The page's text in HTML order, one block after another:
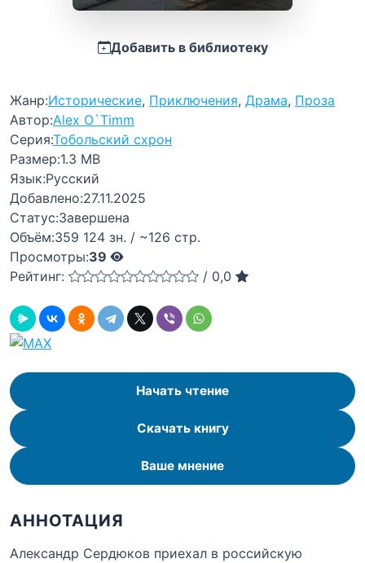
Добавить в библиотеку
Жанр:Исторические, Приключения, Драма, Проза
Автор:Alex O`Timm
Серия:Тобольский схрон
Размер:1.3 MB
Язык:Русский
Добавлено:27.11.2025
Статус:Завершена
Объём:359 124 зн. / ~126 стр.
Просмотры:39
Рейтинг:
/ 0,0
Начать чтение
Скачать книгу
Ваше мнение
АННОТАЦИЯ
Александр Сердюков приехал в российскую